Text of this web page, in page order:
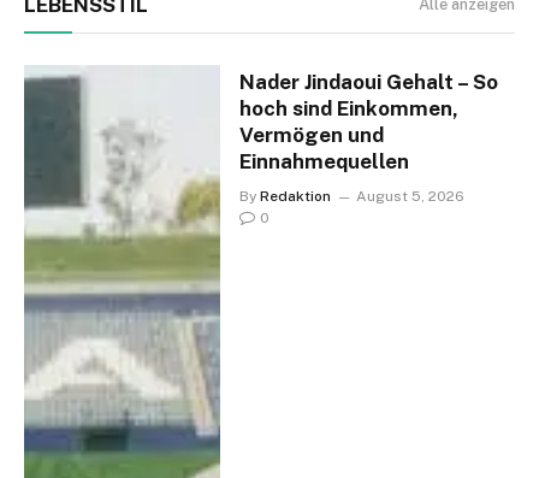
Alle anzeigen
Nader Jindaoui Gehalt – So
hoch sind Einkommen,
Vermögen und
Einnahmequellen
By Redaktion
August 5, 2026
0